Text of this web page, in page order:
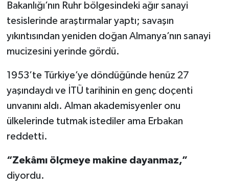
Bakanlığı’nın Ruhr bölgesindeki ağır sanayi
tesislerinde araştırmalar yaptı; savaşın
yıkıntısından yeniden doğan Almanya’nın sanayi
mucizesini yerinde gördü.
1953’te Türkiye’ye döndüğünde henüz 27
yaşındaydı ve İTÜ tarihinin en genç doçenti
unvanını aldı. Alman akademisyenler onu
ülkelerinde tutmak istediler ama Erbakan
reddetti.
“Zekâmı ölçmeye makine dayanmaz,”
diyordu.